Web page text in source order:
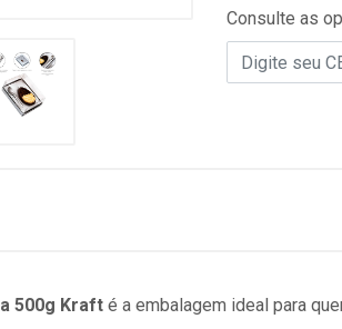
Consulte as
500g Kraft é a embalagem ideal para